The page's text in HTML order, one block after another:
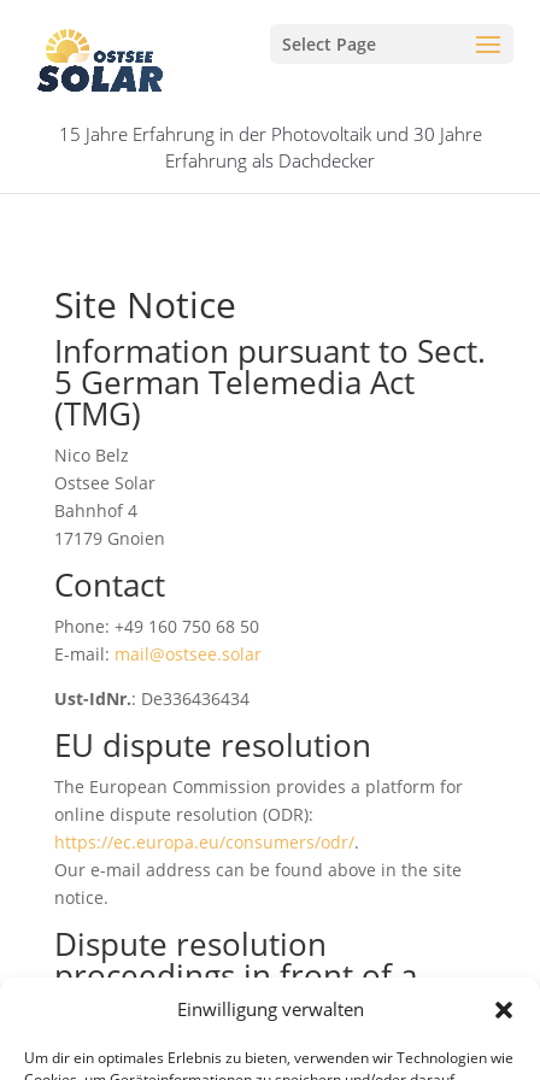
Einwilligung verwalten
Um dir ein optimales Erlebnis zu bieten, verwenden wir Technologien wie
Select Page
15 Jahre Erfahrung in der Photovoltaik und 30 Jahre
Erfahrung als Dachdecker
Site Notice
Information pursuant to Sect.
5 German Telemedia Act
(TMG)
Nico Belz
Ostsee Solar
Bahnhof 4
17179 Gnoien
Contact
Phone: +49 160 750 68 50
E-mail: mail@ostsee.solar
Ust-IdNr.: De336436434
EU dispute resolution
The European Commission provides a platform for
online dispute resolution (ODR):
https://ec.europa.eu/consumers/odr/.
Our e-mail address can be found above in the site
notice.
Dispute resolution
proceedings in front of a
consumer arbitration board
We are not willing or obliged to participate in